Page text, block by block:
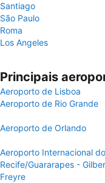
Santiago
São Paulo
Roma
Los Angeles
Principais
Aeroporto de Lisboa
Aeroporto de Rio Grande
Aeroporto de Orlando
Aeroporto Internacional do
Recife/Guararapes -
Freyre